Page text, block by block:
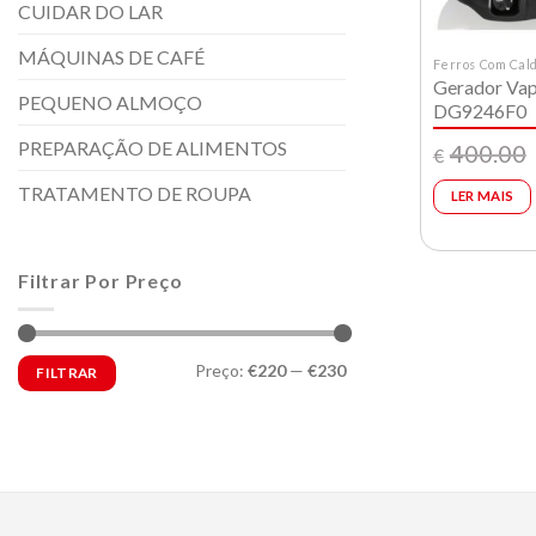
CUIDAR DO LAR
MÁQUINAS DE CAFÉ
PEQUENO ALMOÇO
PREPARAÇÃO DE ALIMENTOS
TRATAMENTO DE ROUPA
Filtrar Por Preço
Preço
mínimo
Preço
máximo
FILTRAR Preço: €220— €230
Ferros Com
Gerador
DG9246F0
€ 400.00
LER MAIS